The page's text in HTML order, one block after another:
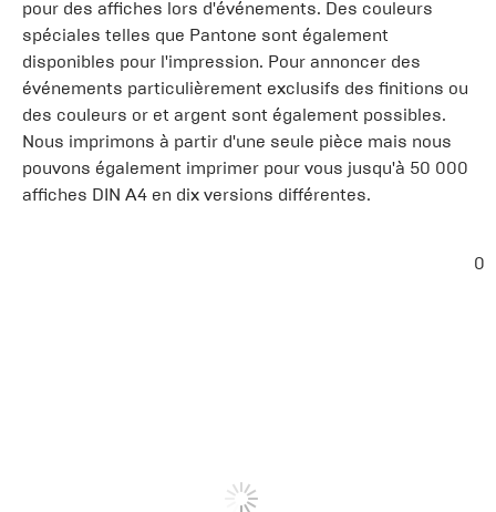
pour des affiches lors d'événements. Des couleurs
spéciales telles que Pantone sont également
disponibles pour l'impression. Pour annoncer des
événements particulièrement exclusifs des finitions ou
des couleurs or et argent sont également possibles.
Nous imprimons à partir d'une seule pièce mais nous
pouvons également imprimer pour vous jusqu'à 50 000
affiches DIN A4 en dix versions différentes.
0